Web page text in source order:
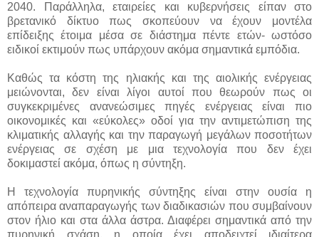
2040. Παράλληλα, εταιρείες και κυβερνήσεις είπαν στο
βρετανικό δίκτυο πως σκοπεύουν να έχουν μοντέλα
επίδειξης έτοιμα μέσα σε διάστημα πέντε ετών- ωστόσο
ειδικοί εκτιμούν πως υπάρχουν ακόμα σημαντικά εμπόδια.
Καθώς τα κόστη της ηλιακής και της αιολικής ενέργειας
μειώνονται, δεν είναι λίγοι αυτοί που θεωρούν πως οι
συγκεκριμένες ανανεώσιμες πηγές ενέργειας είναι πιο
οικονομικές και «εύκολες» οδοί για την αντιμετώπιση της
κλιματικής αλλαγής και την παραγωγή μεγάλων ποσοτήτων
ενέργειας σε σχέση με μια τεχνολογία που δεν έχει
δοκιμαστεί ακόμα, όπως η σύντηξη.
Η τεχνολογία πυρηνικής σύντηξης είναι στην ουσία η
απόπειρα αναπαραγωγής των διαδικασιών που συμβαίνουν
στον ήλιο και στα άλλα άστρα. Διαφέρει σημαντικά από την